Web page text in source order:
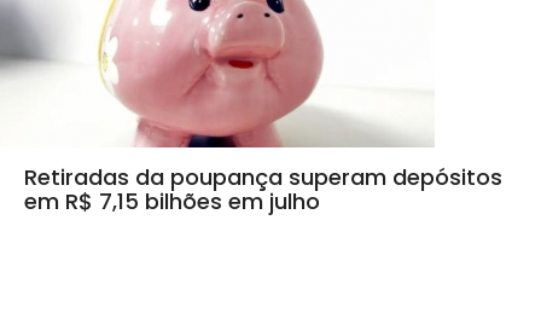
Retiradas da poupança superam depósitos
em R$ 7,15 bilhões em julho